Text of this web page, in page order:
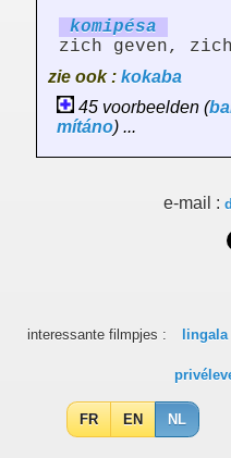
komipésa
zich geven,
zie ook : kokaba
45 voorbeelden (
mítáno) ...
e-mail :
interessante filmpjes :
FR EN NL